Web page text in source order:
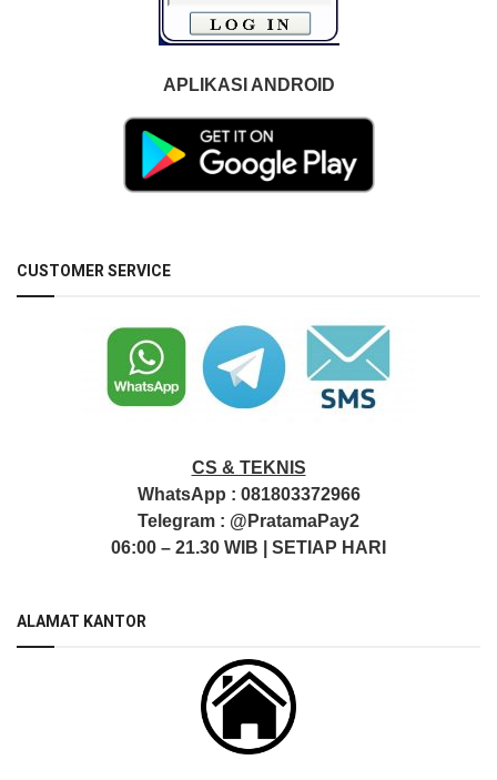
APLIKASI ANDROID
CUSTOMER SERVICE
CS & TEKNIS
WhatsApp : 081803372966
Telegram : @PratamaPay2
06:00 – 21.30 WIB | SETIAP HARI
ALAMAT KANTOR